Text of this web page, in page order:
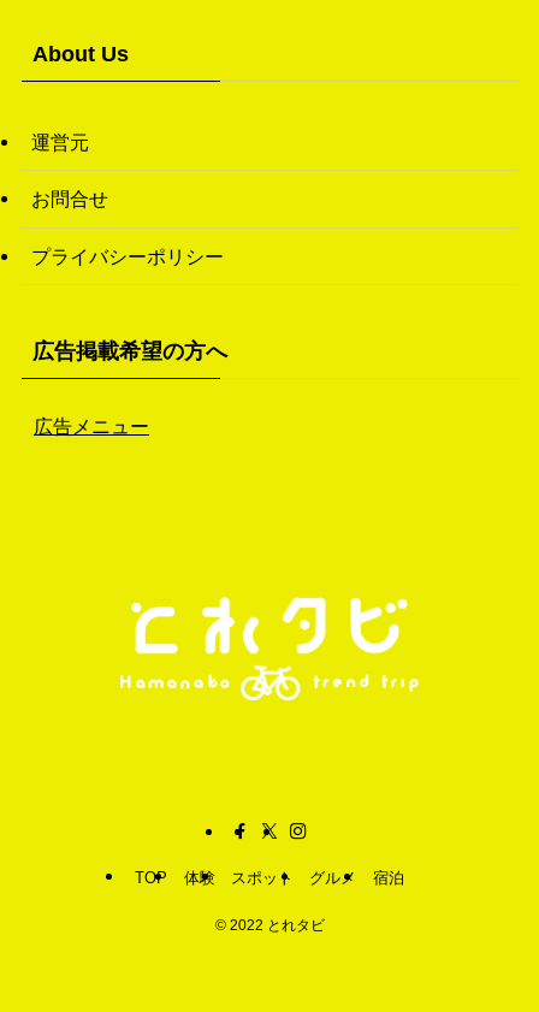
(26)
(46)
(49)
About Us
運営元
お問合せ
プライバシーポリシー
広告掲載希望の方へ
広告メニュー
TOP 体験 スポット グルメ 宿泊
©2022 とれタビ